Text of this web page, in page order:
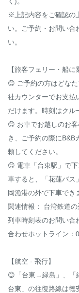
※上記内容をご確認の
い。ご予約・お問い合
い。
【旅客フェリー・船に
😊 ご予約の方はどな
社カウンターでお支払
だけます。時刻はクル
😊 お車でお越しのお
き、ご予約の際にB&B
頼してください。
😊 電車「台東駅」で
車すると、「花蓮バス
岡漁港の外で下車でき
関連情報： 台湾鉄道
列車時刻表のお問い合
合わせホットライン：
【航空 - 飛行】
😊「台東→緑島」、
台東」の往復路線は徳